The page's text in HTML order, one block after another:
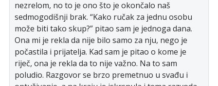
nezrelom, no to je ono što je okončalo naš
sedmogodišnji brak. “Kako ručak za jednu osobu
može biti tako skup?” pitao sam je jednoga dana.
Ona mi je rekla da nije bilo samo za nju, nego je
počastila i prijatelja. Kad sam je pitao o kome je
riječ, ona je rekla da to nije važno. Na to sam
poludio. Razgovor se brzo premetnuo u svađu i